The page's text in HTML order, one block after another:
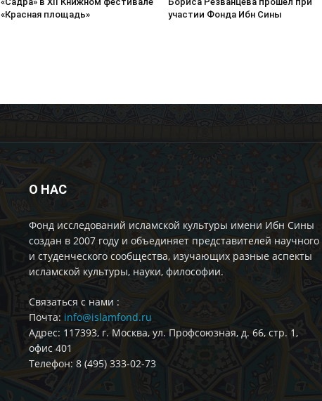
«Красная площадь»
участии Фонда Ибн Сины
О НАС
Фонд исследований исламской культуры имени Ибн Сины
создан в 2007 году и объединяет представителей научного
и студенческого сообщества, изучающих разные аспекты
исламской культуры, науки, философии.
Cвязаться с нами :
Почта: info@islamfond.ru
Адрес: 117393, г. Москва, ул. Профсоюзная, д. 66, стр. 1,
офис 401
Телефон: 8 (495) 333-02-73